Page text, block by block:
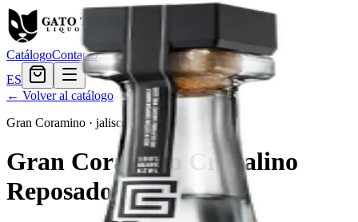
CatálogoContacto
ES
← Volver al catálogo
Gran Coramino · jalisco
Gran Coramino Cristalino
Reposado